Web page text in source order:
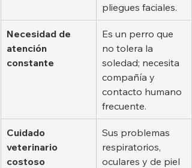
pliegues faciales.
Necesidad de
atención
constante
Es un perro que
no tolera la
soledad; necesita
compañía y
contacto humano
frecuente.
Cuidado
veterinario
costoso
Sus problemas
respiratorios,
oculares y de piel